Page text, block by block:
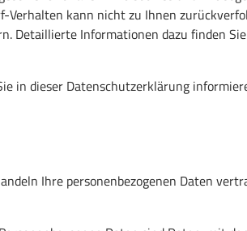
Verhalten kann nicht zu Ihnen
Detaillierte Informationen dazu finden
in dieser Datenschutzerklärung
Ihre personenbezogenen Daten